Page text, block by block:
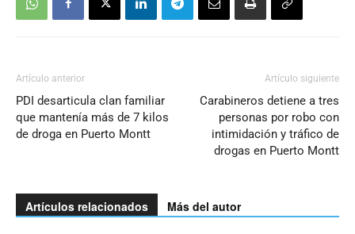
Artículo anterior
PDI desarticula clan familiar
que mantenía más de 7 kilos
de droga en Puerto Montt
Artículo siguiente
Carabineros detiene a tres
personas por robo con
intimidación y tráfico de
drogas en Puerto Montt
Artículos relacionados Más del autor